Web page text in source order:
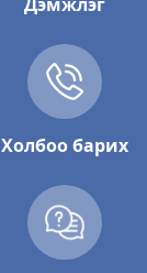
Холбоо барих